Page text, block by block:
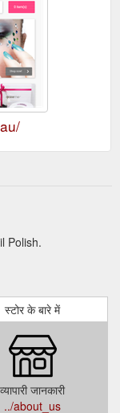
Polish.
स्टोर के बारे में
व्यापारी जानकारी
../about_us